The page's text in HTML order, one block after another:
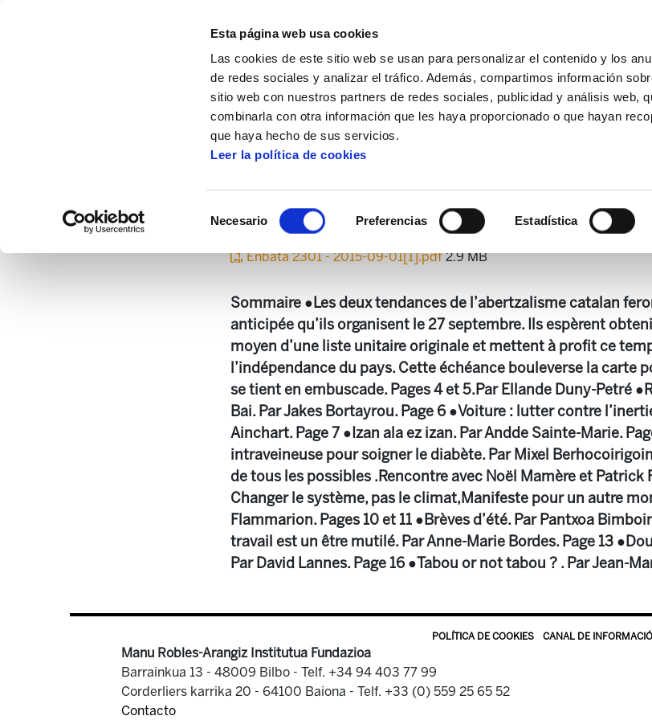
Esta página web usa cookies
Las cookies de este sitio web se usan para personalizar el contenido y los
de redes sociales y analizar el tráfico. Además, compartimos información
sitio web con nuestros partners de redes sociales, publicidad y análisis web,
combinarla con otra información que les haya proporcionado o que hayan
que haya hecho de sus servicios.
Leer la política de cookies
Necesario Preferencias Estadística
Centro de documentación Enbata + Alda!
Enbata 2301 - 2015-09-01[1].pdf2.9 MB
Sommaire ●Les deux tendances de l’abertzalisme catalan
anticipée qu’ils organisent le 27 septembre. Ils espèrent
moyen d’une liste unitaire originale et mettent à profit ce
l’indépendance du pays. Cette échéance bouleverse la carte
se tient en embuscade. Pages 4 et 5.Par Ellande Duny-Petré
Bai. Par Jakes Bortayrou. Page 6 ●Voiture : lutter contre
Ainchart. Page 7 ●Izan ala ez izan. Par Andde Sainte-Marie.
intraveineuse pour soigner le diabète. Par Mixel
de tous les possibles .Rencontre avec Noël Mamère et Patrick
Changer le système, pas le climat,Manifeste pour un autre
Flammarion. Pages 10 et 11 ●Brèves d’été. Par Pantxoa
travail est un être mutilé. Par Anne-Marie Bordes. Page 13
Par David Lannes. Page 16 ●Tabou or not tabou ? . Par Jean-
POLÍTICA DE COOKIES CANAL DE
Manu Robles-Arangiz Institutua Fundazioa
Barrainkua 13 - 48009 Bilbo - Telf. +34 94 403 77 99
Corderliers karrika 20 - 64100 Baiona - Telf. +33 (0) 559 25 65 52
Contacto